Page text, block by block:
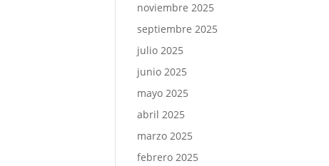
noviembre 2025
septiembre 2025
julio 2025
junio 2025
mayo 2025
abril 2025
marzo 2025
febrero 2025